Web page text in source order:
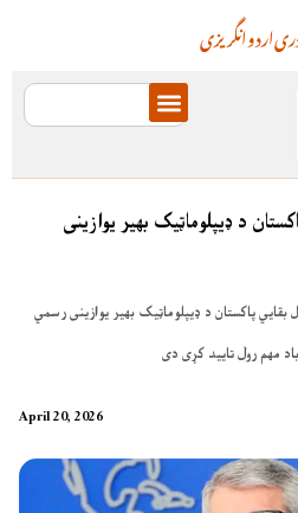
انگریزیاردو
د ډیپلوماټیک بهیر یوازینی
بقایي پاکستان د ډیپلوماټیک بهیر یوازینی رسمي
مهم رول تایید کړی دی
April 20, 2026